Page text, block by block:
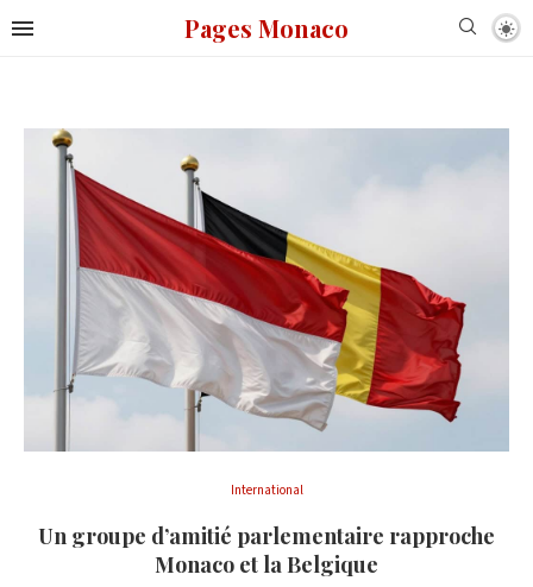
Pages Monaco
International
Un groupe d’amitié parlementaire rapproche
Monaco et la Belgique